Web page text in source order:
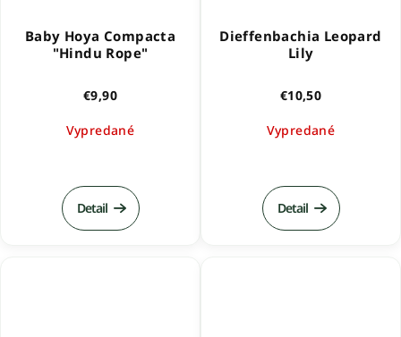
Baby Hoya Compacta
"Hindu Rope"
€9,90
Vypredané
Detail
Dieffenbachia Leopard
Lily
€10,50
Vypredané
Detail